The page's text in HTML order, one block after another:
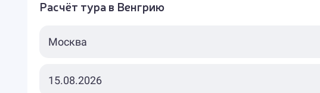
Расчёт тура в Венгрию